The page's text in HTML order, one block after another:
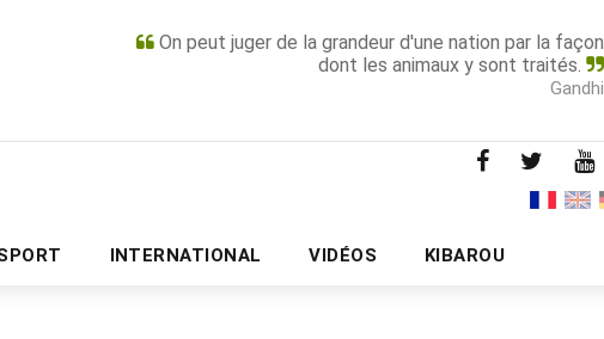
On peut juger de la grandeur d'une nation par la façon
dont les animaux y sont traités.
Gandhi
INTERNATIONAL VIDÉOS KIBAROU
PUBLICITÉ